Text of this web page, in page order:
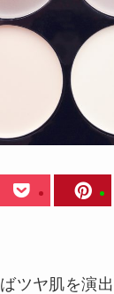
ツヤ肌を演